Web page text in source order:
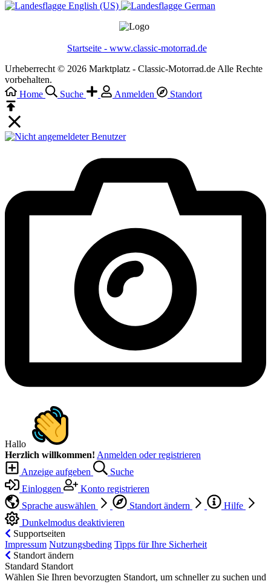
English (US)‎ German‎
Startseite - www.classic-motorrad.de
Urheberrecht © 2026 Marktplatz - Classic-Motorrad.de Alle Rechte
vorbehalten.
Home
Suche Anmelden Standort
Hallo
Herzlich willkommen! Anmelden oder registrieren
Anzeige aufgeben
Suche
Einloggen
Konto registrieren
Sprache auswählen
Standort ändern
Hilfe
Dunkelmodus deaktivieren
Supportseiten
Impressum Nutzungsbeding Tipps für Ihre Sicherheit
Standort ändern
Standard Standort
Wählen Sie Ihren bevorzugten Standort, um schneller zu suchen und